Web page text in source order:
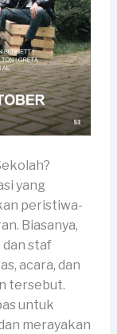
yang
peristiwa-
Biasanya,
staf
acara, dan
tersebut.
untuk
merayakan